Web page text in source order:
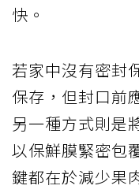
快。
若家中沒有密封
保存，但封口前
另一種方式則是
以保鮮膜緊密包
鍵都在於減少果